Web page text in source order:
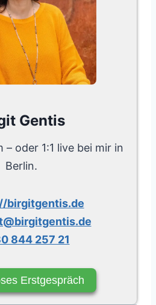
Gentis
– oder 1:1 live bei mir in
Berlin.
birgitgentis.de
844 257 21
Erstgespräch